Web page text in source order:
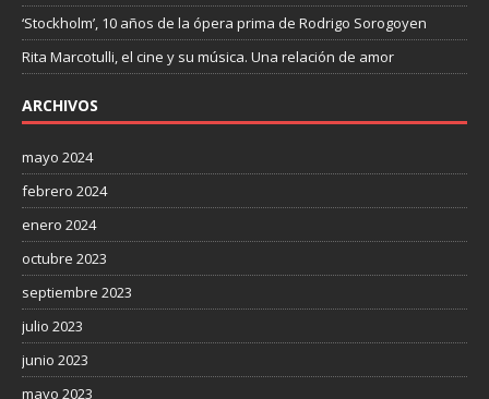
‘Stockholm’, 10 años de la ópera prima de Rodrigo Sorogoyen
Rita Marcotulli, el cine y su música. Una relación de amor
ARCHIVOS
mayo 2024
febrero 2024
enero 2024
octubre 2023
septiembre 2023
julio 2023
junio 2023
mayo 2023